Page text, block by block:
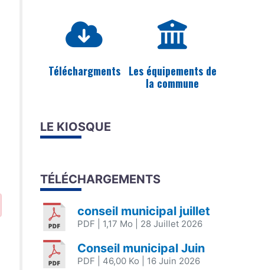
Téléchargments Les équipements de
la commune
LE KIOSQUE
TÉLÉCHARGEMENTS
conseil municipal juillet
PDF | 1,17 Mo | 28 Juillet 2026
Conseil municipal Juin
PDF | 46,00 Ko | 16 Juin 2026